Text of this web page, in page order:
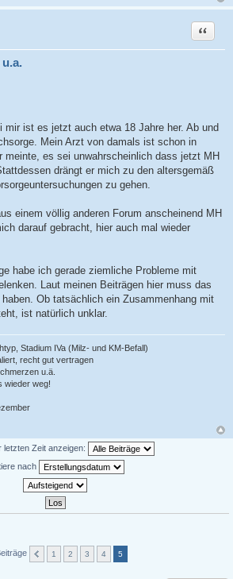
Zitat
mir ist es jetzt auch etwa 18 Jahre her. Ab und
Mein Arzt von damals ist schon in
meinte, es sei unwahrscheinlich dass jetzt MH
drängt er mich zu den altersgemäß
zu gehen.
einem völlig anderen Forum anscheinend MH
darauf gebracht, hier auch mal wieder
habe ich gerade ziemliche Probleme mit
Laut meinen Beiträgen hier muss das
Ob tatsächlich ein Zusammenhang mit
ist natürlich unklar.
Stadium IVa (Milz- und KM-Befall)
recht gut vertragen
u.ä.
wieder weg!
letzten Zeit anzeigen:
nach
1 2 3 4 5